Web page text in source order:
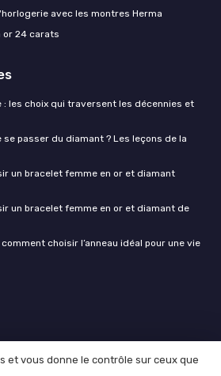
avec les montres Herma
or 24 carats
: les choix qui traversent les décennies et
passer du diamant ? Les leçons de la
un bracelet femme en or et diamant
un bracelet femme en or et diamant de
choisir l’anneau idéal pour une vie
et vous donne le contrôle sur ceux que